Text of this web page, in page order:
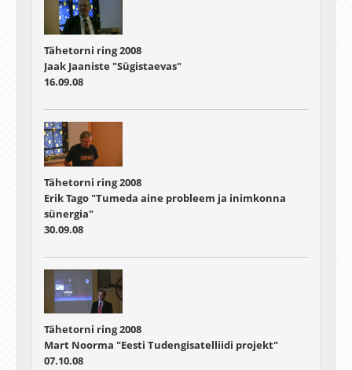
Tähetorni ring 2008
Jaak Jaaniste "Sügistaevas"
16.09.08
Tähetorni ring 2008
Erik Tago "Tumeda aine probleem ja inimkonna
sünergia"
30.09.08
Tähetorni ring 2008
Mart Noorma "Eesti Tudengisatelliidi projekt"
07.10.08